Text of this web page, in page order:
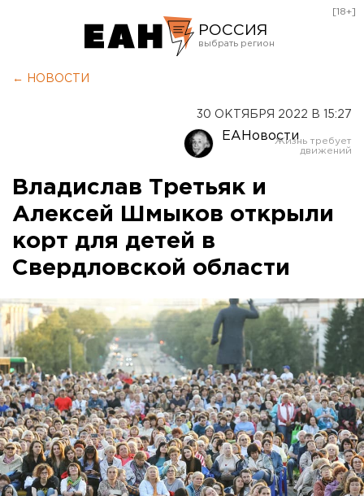
РОССИЯ
Оренбург
[18+]
← НОВОСТИ
30 ОКТЯБРЯ 2022 В 15:27
ЕАНовости
Владислав Третьяк и
Алексей Шмыков открыли
корт для детей в
Свердловской области